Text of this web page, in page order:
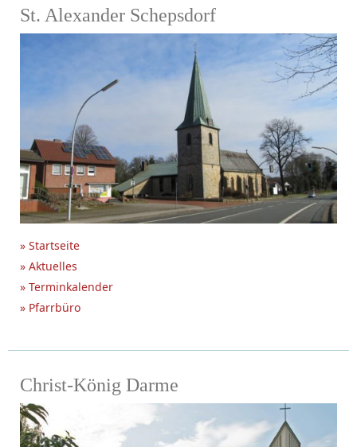
St. Alexander Schepsdorf
» Startseite
» Aktuelles
» Terminkalender
» Pfarrbüro
Christ-König Darme